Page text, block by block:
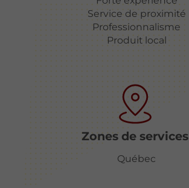
Service de proximité
Professionnalisme
Produit local
Zones de services
Québec